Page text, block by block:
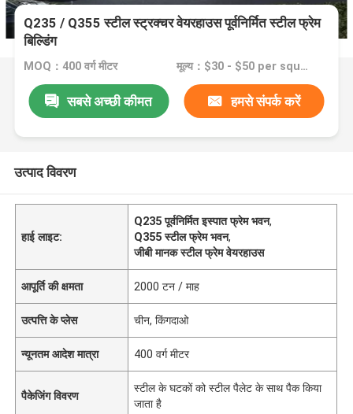
Q235 / Q355 स्टील स्ट्रक्चर वेयरहाउस पूर्वनिर्मित स्टील फ्रेम
बिल्डिंग
MOQ：400 वर्ग मीटर मूल्य：$30 - $50 per square meter
सबसे अच्छी कीमत हमसे संपर्क करें
उत्पाद विवरण
हाई लाइट:
Q235 पूर्वनिर्मित इस्पात फ्रेम भवन,
Q355 स्टील फ्रेम भवन,
जीबी मानक स्टील फ्रेम वेयरहाउस
आपूर्ति की क्षमता 2000 टन / माह
उत्पत्ति के प्लेस चीन, किंगदाओ
न्यूनतम आदेश मात्रा 400 वर्ग मीटर
पैकेजिंग विवरण
स्टील के घटकों को स्टील पैलेट के साथ पैक किया
जाता है